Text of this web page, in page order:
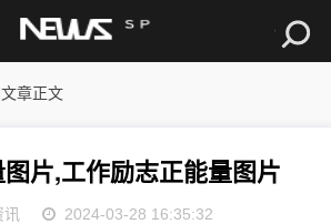
文章正文
片,工作励志正能量图片
2024-03-28 16:35:32